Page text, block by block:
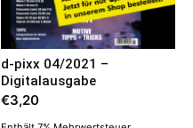
d-pixx 04/2021 –
Digitalausgabe
€3,20